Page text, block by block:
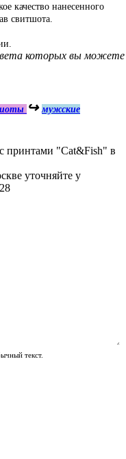
качество нанесенного
свитшота.
которых вы можете
↪ мужские
принтами "Cat&Fish" в
уточняйте у
текст.